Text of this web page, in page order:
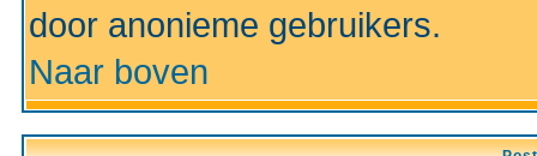
door anonieme gebruikers.
Naar boven